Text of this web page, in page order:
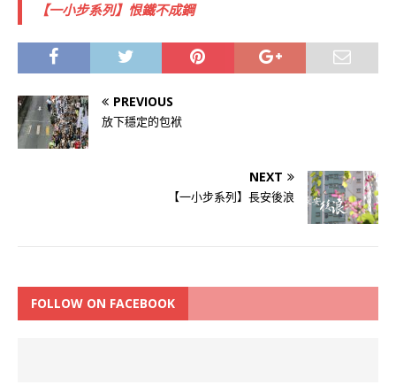
【一小步系列】恨鐵不成鋼
PREVIOUS
放下穩定的包袱
NEXT
【一小步系列】長安後浪
FOLLOW ON FACEBOOK